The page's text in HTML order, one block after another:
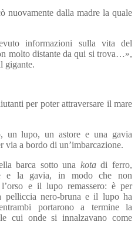
nuovamente dalla madre la quale
informazioni sulla vita del
molto distante da qui si trova…»,
gigante.
per poter attraversare il mare
un lupo, un astore e una gavia
via a bordo di un’imbarcazione.
barca sotto una kotadi ferro,
e la gavia, in modo che non
e il lupo remassero: è per
pelliccia nero-bruna e il lupo ha
portarono a termine la
cui onde si innalzavano come